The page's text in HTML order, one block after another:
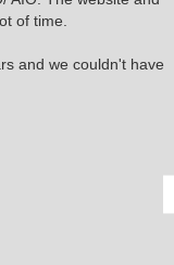
of time.
and we couldn't have